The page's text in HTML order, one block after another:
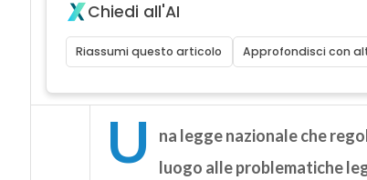
Chiedi all'AI
Riassumi questo articolo Approfondisci con
U
na legge nazionale che
luogo alle problematiche